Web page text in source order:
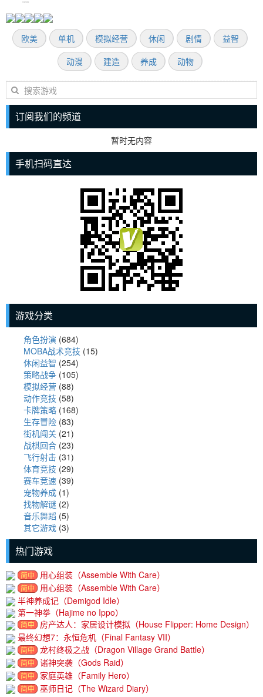
欧美 单机 模拟经营 休闲 剧情
益智
动漫
建造 养成 动物
订阅我们的频道
暂时无内容
手机扫码直达
游戏分类
角色扮演 (684)
MOBA战术竞技 (15)
休闲益智 (254)
策略战争 (105)
模拟经营 (88)
动作竞技 (58)
卡牌策略 (168)
生存冒险 (83)
街机闯关 (21)
战棋回合 (23)
飞行射击 (31)
体育竞技 (29)
赛车竞速 (39)
宠物养成 (1)
找物解谜 (2)
音乐舞蹈 (5)
其它游戏 (3)
热门游戏
简中 用心组装（Assemble With Care）
简中
用心组装（Assemble With Care）
半神养成记（Demigod Idle）
第一神拳（Hajime no Ippo）
简中
房产达人：家居设计模拟（House Flipper: Home Design）
最终幻想7：永恒危机（Final Fantasy VII）
简中 龙村终极之战（Dragon Village Grand Battle）
简中 诸神突袭（Gods Raid）
简中 家庭英雄（Family Hero）
简中 巫师日记（The Wizard Diary）